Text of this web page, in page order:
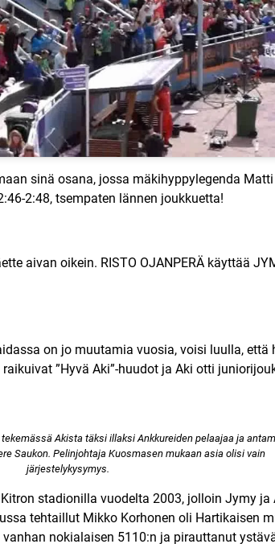
sinä osana, jossa mäkihyppylegenda
2:48, tsempaten lännen joukkuetta!
aivan oikein. RISTO OJANPERÄ käyttää
on jo muutamia vuosia, voisi luulla, että
”Hyvä Aki”-huudot ja Aki otti
Akista täksi illaksi Ankkureiden pelaajaa ja
Saukon. Pelinjohtaja Kuosmasen mukaan asia olisi vain
järjestelykysymys.
stadionilla vuodelta 2003, jolloin Jymy ja
tehtaillut Mikko Korhonen oli Hartikaisen
nokialaisen 5110:n ja pirauttanut